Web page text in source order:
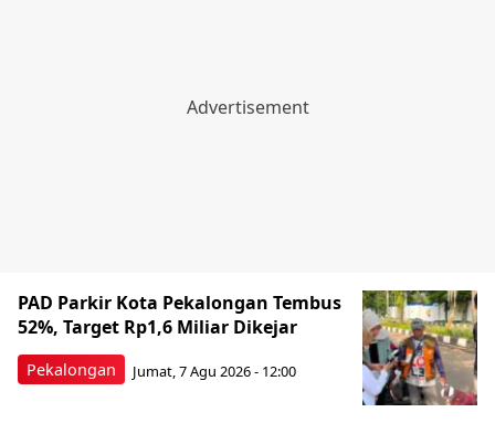
Pekalongan
PAD Parkir Kota Pekalongan Tembus
52%, Target Rp1,6 Miliar Dikejar
Jumat, 7 Agu 2026 - 12:00